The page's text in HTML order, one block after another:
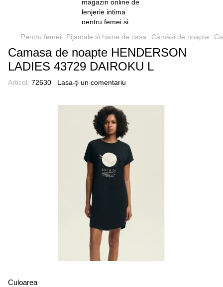
Pentru femei Pijamale si haine de casa Cămăși de noapte
Camasa de noapte HENDERSON
LADIES 43729 DAIROKU L
Articol: 72630 Lasa-ți un comentariu
Culoarea